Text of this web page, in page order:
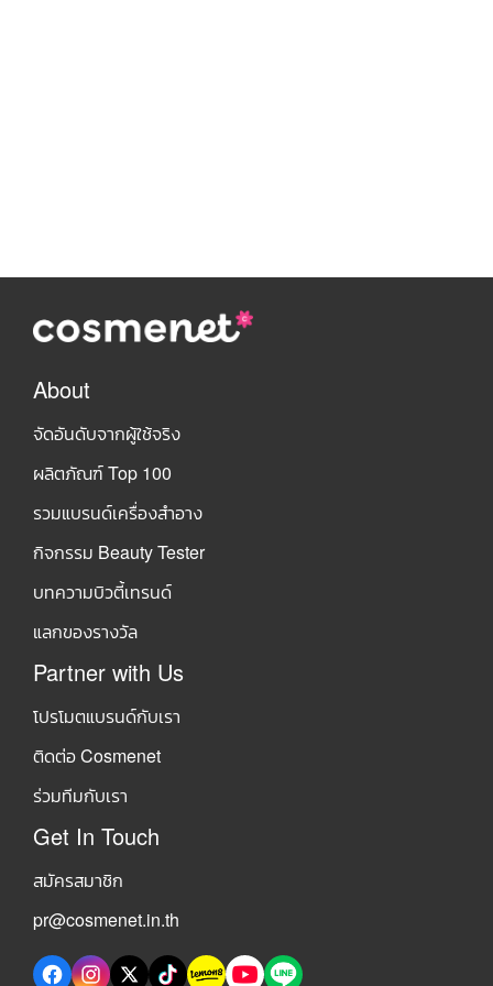
About
จัดอันดับจากผู้ใช้จริง
ผลิตภัณฑ์ Top 100
รวมแบรนด์เครื่องสำอาง
กิจกรรม Beauty Tester
บทความบิวตี้เทรนด์
แลกของรางวัล
Partner with Us
โปรโมตแบรนด์กับเรา
ติดต่อ Cosmenet
ร่วมทีมกับเรา
Get In Touch
สมัครสมาชิก
pr@cosmenet.in.th